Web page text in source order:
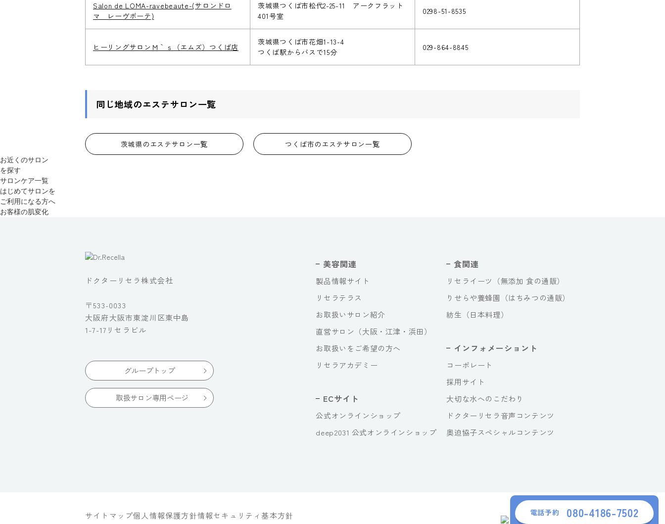
Salon de LOMA-ravebeaute-(サロンドロ
マ レーヴボーテ)
茨城県つくば市松代2-25-11 アークフラット
401号室
0298-51-8535
ヒーリングサロンＭ｀ｓ（エムズ）つくば店
茨城県つくば市花畑1-13-4
つくば駅からバスで15分
029-864-8845
同じ地域のエステサロン一覧
茨城県のエステサロン一覧 つくば市のエステサロン一覧
電話予約 080-4186-7502
お近くのサロン
を探す
サロンケア一覧
はじめてサロンを
ご利用になる方へ
お客様の肌変化
ドクターリセラ株式会社
〒533-0033
大阪府大阪市東淀川区東中島
1-7-17リセラビル
グループトップ
取扱サロン専用ページ
美容関連
製品情報サイト
リセラテラス
お取扱いサロン紹介
直営サロン（大阪・江津・浜田）
お取扱いをご希望の方へ
リセラアカデミー
ECサイト
公式オンラインショップ
deep2031 公式オンラインショップ
食関連
リセライーツ（無添加 食の通販）
りせらや養蜂園（はちみつの通販）
紡生（日本料理）
インフォメーショント
コーポレート
採用サイト
大切な水へのこだわり
ドクターリセラ音声コンテンツ
奥迫協子スペシャルコンテンツ
サイトマップ個人情報保護方針情報セキュリティ基本方針